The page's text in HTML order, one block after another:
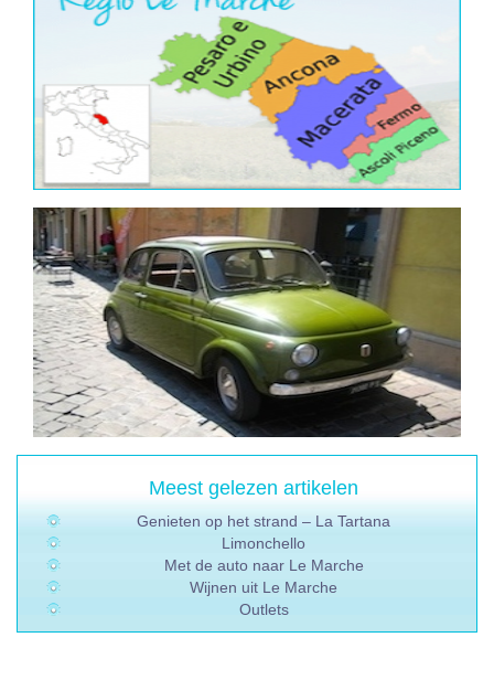
Meest gelezen artikelen
Genieten op het strand – La Tartana
Limonchello
Met de auto naar Le Marche
Wijnen uit Le Marche
Outlets